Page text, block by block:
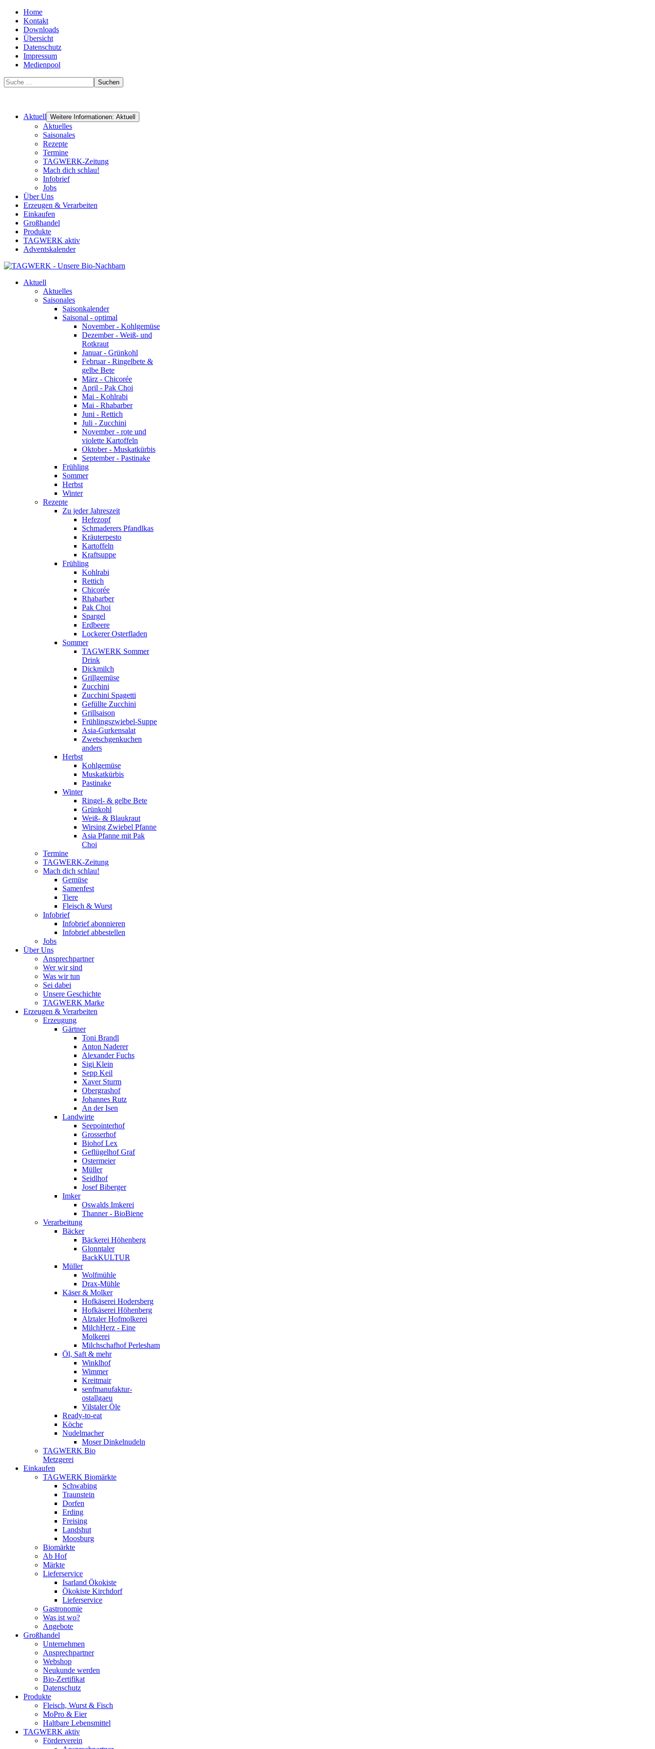
Home
Kontakt
Downloads
Übersicht
Datenschutz
Impressum
Medienpool
Suchen
Aktuell Weitere Informationen: Aktuell
Aktuelles
Saisonales
Rezepte
Termine
TAGWERK-Zeitung
Mach dich schlau!
Infobrief
Jobs
Über Uns
Erzeugen & Verarbeiten
Einkaufen
Großhandel
Produkte
TAGWERK aktiv
Adventskalender
Aktuell
Aktuelles
Saisonales
Saisonkalender
Saisonal - optimal
November - Kohlgemüse
Dezember - Weiß- und
Rotkraut
Januar - Grünkohl
Februar - Ringelbete &
gelbe Bete
März - Chicorée
April - Pak Choi
Mai - Kohlrabi
Mai - Rhabarber
Juni - Rettich
Juli - Zucchini
November - rote und
violette Kartoffeln
Oktober - Muskatkürbis
September - Pastinake
Frühling
Sommer
Herbst
Winter
Rezepte
Zu jeder Jahreszeit
Hefezopf
Schmaderers Pfandlkas
Kräuterpesto
Kartoffeln
Kraftsuppe
Frühling
Kohlrabi
Rettich
Chicorée
Rhabarber
Pak Choi
Spargel
Erdbeere
Lockerer Osterfladen
Sommer
TAGWERK Sommer
Drink
Dickmilch
Grillgemüse
Zucchini
Zucchini Spagetti
Gefüllte Zucchini
Grillsaison
Frühlingszwiebel-Suppe
Asia-Gurkensalat
Zwetschgenkuchen
anders
Herbst
Kohlgemüse
Muskatkürbis
Pastinake
Winter
Ringel- & gelbe Bete
Grünkohl
Weiß- & Blaukraut
Wirsing Zwiebel Pfanne
Asia Pfanne mit Pak
Choi
Termine
TAGWERK-Zeitung
Mach dich schlau!
Gemüse
Samenfest
Tiere
Fleisch & Wurst
Infobrief
Infobrief abonnieren
Infobrief abbestellen
Jobs
Über Uns
Ansprechpartner
Wer wir sind
Was wir tun
Sei dabei
Unsere Geschichte
TAGWERK Marke
Erzeugen & Verarbeiten
Erzeugung
Gärtner
Toni Brandl
Anton Naderer
Alexander Fuchs
Sigi Klein
Sepp Keil
Xaver Sturm
Obergrashof
Johannes Rutz
An der Isen
Landwirte
Seepointerhof
Grosserhof
Biohof Lex
Geflügelhof Graf
Ostermeier
Müller
Seidlhof
Josef Biberger
Imker
Oswalds Imkerei
Thanner - BioBiene
Verarbeitung
Bäcker
Bäckerei Höhenberg
Glonntaler
BackKULTUR
Müller
Wolfmühle
Drax-Mühle
Käser & Molker
Hofkäserei Hodersberg
Hofkäserei Höhenberg
Alztaler Hofmolkerei
MilchHerz - Eine
Molkerei
Milchschafhof Perlesham
Öl, Saft & mehr
Winklhof
Wimmer
Kreitmair
senfmanufaktur-
ostallgaeu
Vilstaler Öle
Ready-to-eat
Köche
Nudelmacher
Moser Dinkelnudeln
TAGWERK Bio
Metzgerei
Einkaufen
TAGWERK Biomärkte
Schwabing
Traunstein
Dorfen
Erding
Freising
Landshut
Moosburg
Biomärkte
Ab Hof
Märkte
Lieferservice
Isarland Ökokiste
Ökokiste Kirchdorf
Lieferservice
Gastronomie
Was ist wo?
Angebote
Großhandel
Unternehmen
Ansprechpartner
Webshop
Neukunde werden
Bio-Zertifikat
Datenschutz
Produkte
Fleisch, Wurst & Fisch
MoPro & Eier
Haltbare Lebensmittel
TAGWERK aktiv
Förderverein